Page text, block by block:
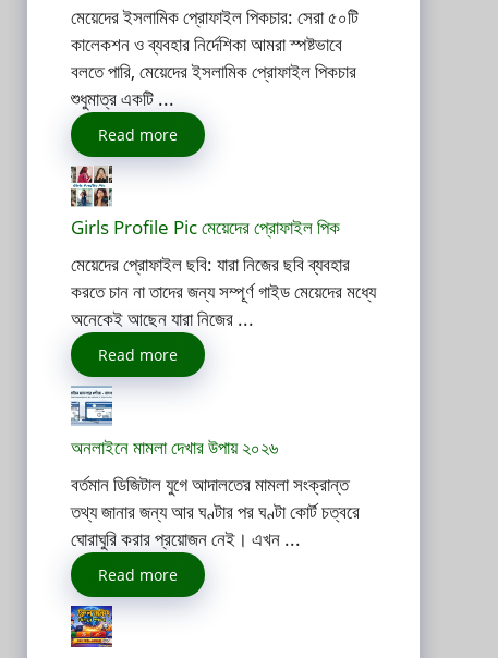
মেয়েদের ইসলামিক প্রোফাইল পিকচার: সেরা ৫০টি
কালেকশন ও ব্যবহার নির্দেশিকা আমরা স্পষ্টভাবে
বলতে পারি, মেয়েদের ইসলামিক প্রোফাইল পিকচার
শুধুমাত্র একটি ...
Read more
Girls Profile Pic মেয়েদের প্রোফাইল পিক
মেয়েদের প্রোফাইল ছবি: যারা নিজের ছবি ব্যবহার
করতে চান না তাদের জন্য সম্পূর্ণ গাইড মেয়েদের মধ্যে
অনেকেই আছেন যারা নিজের ...
Read more
অনলাইনে মামলা দেখার উপায় ২০২৬
বর্তমান ডিজিটাল যুগে আদালতের মামলা সংক্রান্ত
তথ্য জানার জন্য আর ঘণ্টার পর ঘণ্টা কোর্ট চত্বরে
ঘোরাঘুরি করার প্রয়োজন নেই। এখন ...
Read more